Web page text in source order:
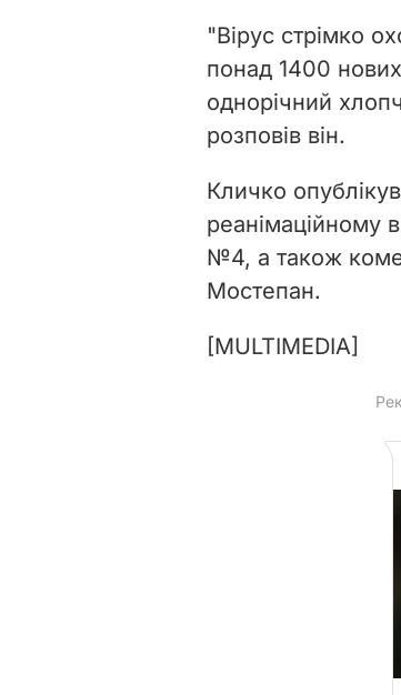
"Вірус стрімко
понад 1400
однорічний
розповів він.
Кличко
реанімаційному
№4, а також
Мостепан.
[MULTIMEDIA]